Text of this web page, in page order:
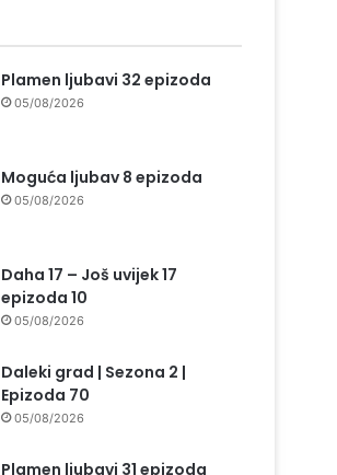
Plamen ljubavi 32 epizoda
05/08/2026
Moguća ljubav 8 epizoda
05/08/2026
Daha 17 – Još uvijek 17
epizoda 10
05/08/2026
Daleki grad | Sezona 2 |
Epizoda 70
05/08/2026
Plamen ljubavi 31 epizoda